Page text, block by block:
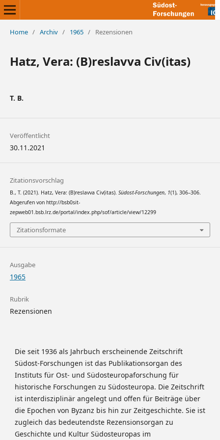
Home / Archiv / 1965 / Rezensionen
Hatz, Vera: (B)reslavva Civ(itas)
T. B.
Veröffentlicht
30.11.2021
Zitationsvorschlag
B., T. (2021). Hatz, Vera: (B)reslavva Civ(itas). Südost-Forschungen, 1(1), 306–306.
Abgerufen von http://bsb0sit-
zepweb01.bsb.lrz.de/portal/index.php/sof/article/view/12299
Zitationsformate
Ausgabe
1965
Rubrik
Rezensionen
Die seit 1936 als Jahrbuch erscheinende Zeitschrift
Südost-Forschungen ist das Publikationsorgan des
Instituts für Ost- und Südosteuropaforschung für
historische Forschungen zu Südosteuropa. Die Zeitschrift
ist interdisziplinär angelegt und offen für Beiträge über
die Epochen von Byzanz bis hin zur Zeitgeschichte. Sie ist
zugleich das bedeutendste Rezensionsorgan zu
Geschichte und Kultur Südosteuropas im